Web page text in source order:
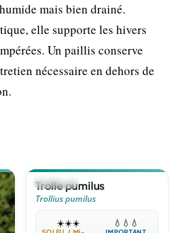
mais bien drainé.
elle supporte les hivers
Un paillis conserve
nécessaire en dehors de
🪴VIVACE
Trolle pumilus
Trollius pumilus
☀️☀️☀️ 💧 💧 💧